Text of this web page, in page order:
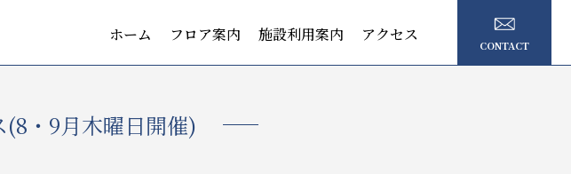
ホーム フロア案内 施設利用案内 アクセス
CONTACT
(8・9月木曜日開催)